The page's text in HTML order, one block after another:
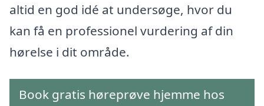
altid en god idé at undersøge, hvor du
kan få en professionel vurdering af din
hørelse i dit område.
Book gratis høreprøve hjemme hos